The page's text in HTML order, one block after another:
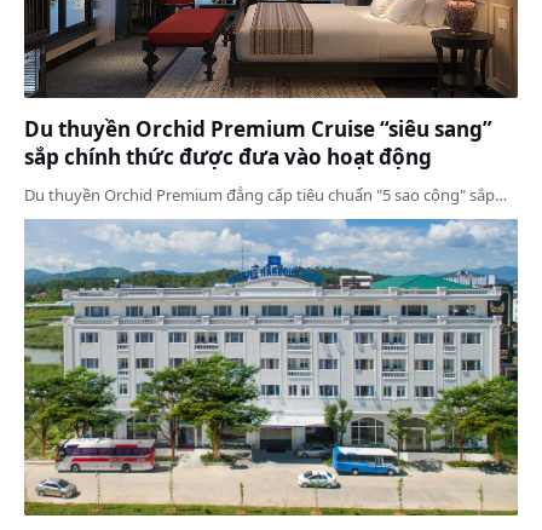
Du thuyền Orchid Premium Cruise “siêu sang”
sắp chính thức được đưa vào hoạt động
Du thuyền Orchid Premium đẳng cấp tiêu chuẩn "5 sao cộng" sắp…